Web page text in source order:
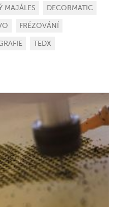
MAJÁLES DECORMATIC
FRÉZOVÁNÍ
TEDX